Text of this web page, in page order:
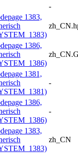
-
1383,
1386,
1381,
-
1386,
-
1383,
zh_CN